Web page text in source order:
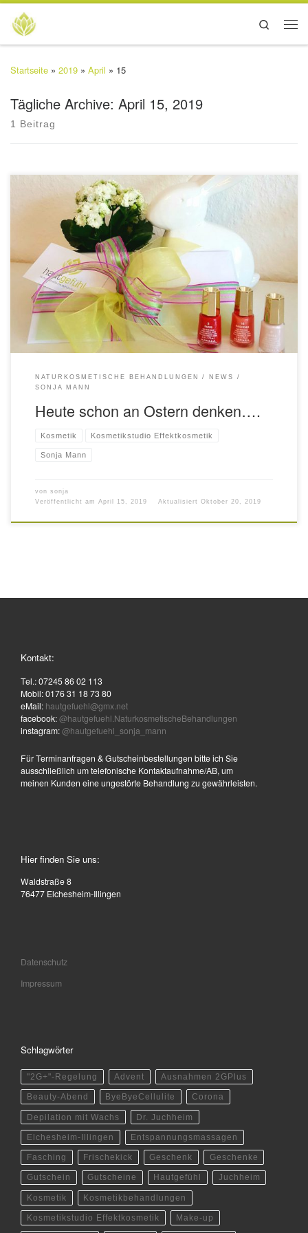
Search
Startseite » 2019 » April » 15
Tägliche Archive: April 15, 2019
1 Beitrag
Überraschen Sie doch ihre Liebsten mit einem schönen Behandlungs-
oder Wert-Gutschein.
NATURKOSMETISCHE BEHANDLUNGEN
NEWS
SONJA MANN
Heute schon an Ostern denken….
Kosmetik Kosmetikstudio Effektkosmetik
Sonja Mann
von sonja
Veröffentlicht am April 15, 2019 Aktualisiert Oktober 20, 2019
Kontakt:
Tel.: 07245 86 02 113
Mobil: 0176 31 18 73 80
eMail: hautgefuehl@gmx.net
facebook:@hautgefuehl.NaturkosmetischeBehandlungen
instagram:@hautgefuehl_sonja_mann
Für Terminanfragen & Gutscheinbestellungen bitte ich Sie
ausschließlich um telefonische Kontaktaufnahme/AB, um
meinen Kunden eine ungestörte Behandlung zu gewährleisten.
Hier finden Sie uns:
Waldstraße 8
76477 Elchesheim-Illingen
Datenschutz
Impressum
Schlagwörter
"2G+"-Regelung Advent Ausnahmen 2GPlus
Beauty-Abend ByeByeCellulite Corona
Depilation mit Wachs Dr. Juchheim
Elchesheim-Illingen Entspannungsmassagen
Fasching Frischekick Geschenk Geschenke
Gutschein Gutscheine Hautgefühl Juchheim
Kosmetik Kosmetikbehandlungen
Kosmetikstudio Effektkosmetik Make-up